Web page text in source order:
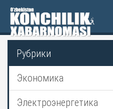
Рубрики
Экономика
Электроэнергетика